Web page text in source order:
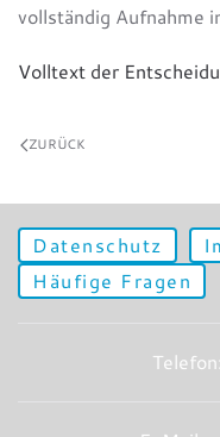
vollständig Aufnahme
Volltext der
ZURÜCK
Datenschutz
Häufige Fragen